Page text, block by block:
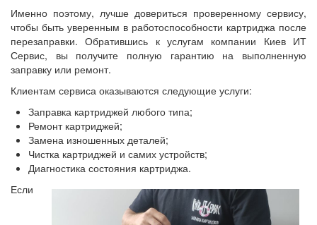
Именно поэтому, лучше довериться проверенному сервису,
чтобы быть уверенным в работоспособности картриджа после
перезаправки. Обратившись к услугам компании Киев ИТ
Сервис, вы получите полную гарантию на выполненную
заправку или ремонт.
Клиентам сервиса оказываются следующие услуги:
Заправка картриджей любого типа;
Ремонт картриджей;
Замена изношенных деталей;
Чистка картриджей и самих устройств;
Диагностика состояния картриджа.
Если